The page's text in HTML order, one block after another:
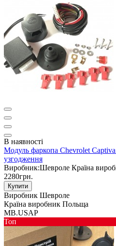
В наявності
Модуль фаркопа Chevrolet
узгодження
Виробник:Шевроле Країна
2280грн.
Купити
Виробник Шевроле
Країна виробник Польща
MB.USAP
Toп